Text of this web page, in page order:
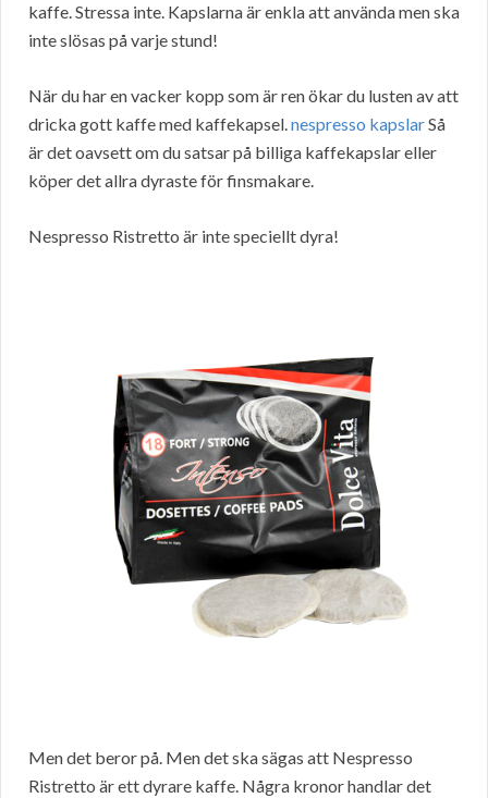
kaffe. Stressa inte. Kapslarna är enkla att använda men ska
inte slösas på varje stund!
När du har en vacker kopp som är ren ökar du lusten av att
dricka gott kaffe med kaffekapsel.nespresso kapslarSå
är det oavsett om du satsar på billiga kaffekapslar eller
köper det allra dyraste för finsmakare.
Nespresso Ristretto är inte speciellt dyra!
Men det beror på. Men det ska sägas att Nespresso
Ristretto är ett dyrare kaffe. Några kronor handlar det